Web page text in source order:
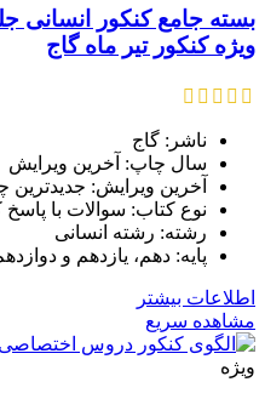
ویژه کنکور تیر ماه گاج
ناشر: گاج
سال چاپ: آخرین ویرایش
آخرین ویرایش: جدیدترین
نوع کتاب: سوالات با پاسخ
رشته: رشته انسانی
پایه: دهم، یازدهم و
اطلاعات بیشتر
مشاهده سریع
ویژه